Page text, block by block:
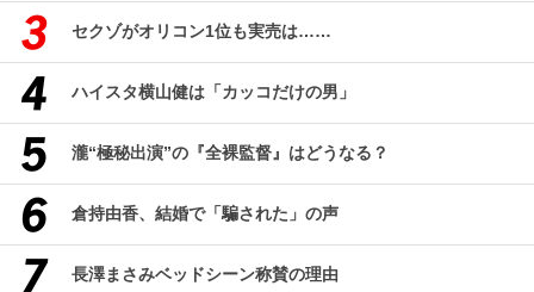
セクゾがオリコン1位も実売は……
ハイスタ横山健は「カッコだけの男」
瀧“極秘出演”の『全裸監督』はどうなる？
倉持由香、結婚で「騙された」の声
長澤まさみベッドシーン称賛の理由